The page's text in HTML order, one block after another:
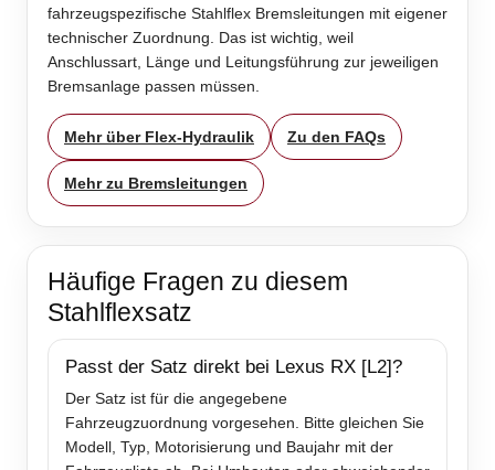
fahrzeugspezifische Stahlflex Bremsleitungen mit eigener
technischer Zuordnung. Das ist wichtig, weil
Anschlussart, Länge und Leitungsführung zur jeweiligen
Bremsanlage passen müssen.
Mehr über Flex-Hydraulik Zu den FAQs
Mehr zu Bremsleitungen
Häufige Fragen zu diesem
Stahlflexsatz
Passt der Satz direkt bei Lexus RX [L2]?
Der Satz ist für die angegebene
Fahrzeugzuordnung vorgesehen. Bitte gleichen Sie
Modell, Typ, Motorisierung und Baujahr mit der